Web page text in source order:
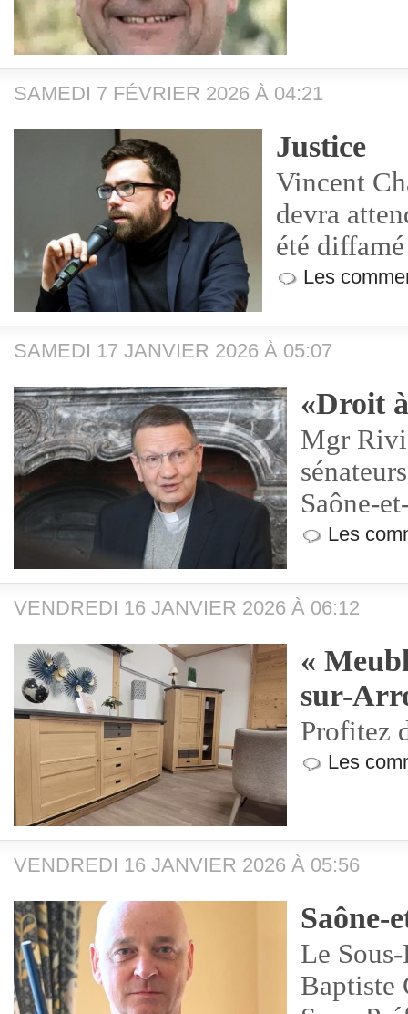
SAMEDI 7 FÉVRIER 2026 À 04:21
Justice
Vincent
devra
été
Les
SAMEDI 17 JANVIER 2026 À 05:07
«Droit
Mgr
Saône-
Les
VENDREDI 16 JANVIER 2026 À 06:12
«
sur-
Profitez
Les
VENDREDI 16 JANVIER 2026 À 05:56
Saône-
Le
Baptiste